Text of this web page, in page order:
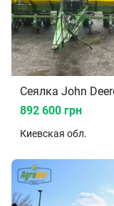
Сеялка John
892 600 грн
Киевская обл.